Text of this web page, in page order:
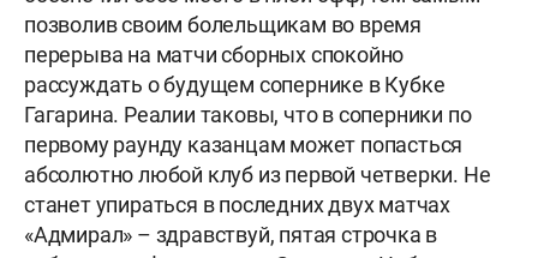
позволив своим болельщикам во время
перерыва на матчи сборных спокойно
рассуждать о будущем сопернике в Кубке
Гагарина. Реалии таковы, что в соперники по
первому раунду казанцам может попасться
абсолютно любой клуб из первой четверки. Не
станет упираться в последних двух матчах
«Адмирал» – здравствуй, пятая строчка в